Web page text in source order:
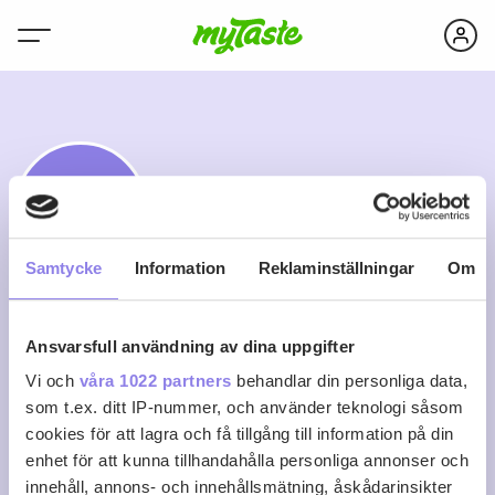
Samtycke Information Reklaminställningar Om
Ansvarsfull användning av dina uppgifter
Vi och våra 1022 partners behandlar din personliga data,
som t.ex. ditt IP-nummer, och använder teknologi såsom
cookies för att lagra och få tillgång till information på din
enhet för att kunna tillhandahålla personliga annonser och
innehåll, annons- och innehållsmätning, åskådarinsikter
Johanna
Samlar mina favoritrecept som jag hittar lite här och
var.
0 0 0